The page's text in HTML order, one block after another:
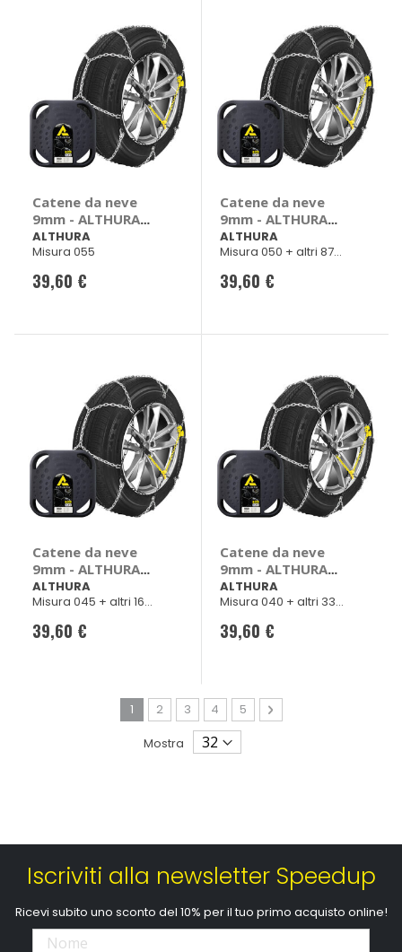
Catene da neve
9mm - ALTHURA
Nissan Micra,
Renault Clio, Modus
ALTHURA
Misura 055
39,60 €
Catene da neve
9mm - ALTHURA
Alfa Romeo 156,
Chevrolet Aveo,
Citroen Berlingo,
ALTHURA
Misura 050 + altri 87
39,60 €
Catene da neve
9mm - ALTHURA
Audi A2, Daewoo
Matiz, Daihatsu
Hyundai I10, i10,
ALTHURA
Misura 045 + altri 16
39,60 €
Catene da neve
9mm - ALTHURA
Audi A2, Chevrolet
Spark, Daewoo
Sirion, YRV, Fiat
ALTHURA
Misura 040 + altri 33
39,60 €
Pagina
Attualmente stai leggendo la pagina
1 Pagina
2 Pagina
3 Pagina
4 Pagina
5 Pagina
Avanti
Mostra
Iscriviti alla newsletter Speedup
Ricevi subito uno sconto del 10% per il tuo primo acquisto online!